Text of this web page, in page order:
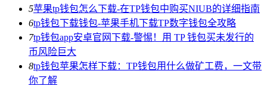
5苹果tp钱包怎么下载-在TP钱包中购买NIUB的详细指南
6tp钱包下载钱包-苹果手机下载TP数字钱包全攻略
7tp钱包app安卓官网下载-警惕！用 TP 钱包买未发行的
币风险巨大
8tp钱包苹果怎样下载：TP钱包用什么做矿工费，一文带
你了解